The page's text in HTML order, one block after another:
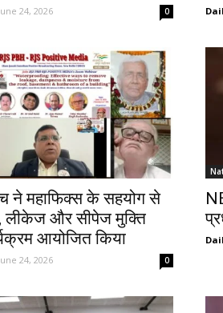
24, 2026 0
ने महाफिक्स के सहयोग से
लीकेज और सीपेज मुक्ति
आयोजित किया
24, 2026 0